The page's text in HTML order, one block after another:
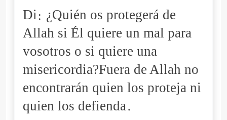
Di: ¿Quién os protegerá de
Allah si Él quiere un mal para
vosotros o si quiere una
misericordia?Fuera de Allah no
encontrarán quien los proteja ni
quien los defienda.